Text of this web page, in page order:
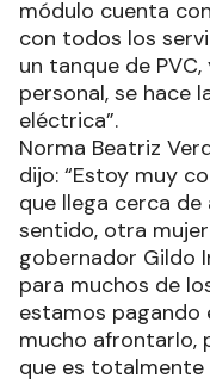
módulo cuenta
con todos los
un tanque de
personal, se hace
eléctrica”.
Norma Beatriz
dijo: “Estoy muy
que llega cerca de
sentido, otra
gobernador Gildo
para muchos de
estamos pagando
mucho afrontarlo,
que es totalmente